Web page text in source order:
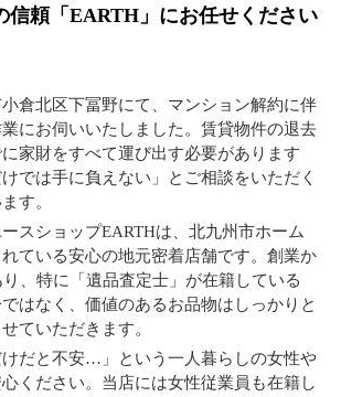
信頼「EARTH」にお任せください
倉北区下冨野にて、マンション解約に伴
にお伺いいたしました。賃貸物件の退去
家財をすべて運び出す必要があります
では手に負えない」とご相談をいただく
す。
スショップEARTHは、北九州市ホーム
ている安心の地元密着店舗です。創業か
、特に「遺品査定士」が在籍している
はなく、価値のあるお品物はしっかりと
ていただきます。
けだと不安…」という一人暮らしの女性や
ください。当店には女性従業員も在籍し